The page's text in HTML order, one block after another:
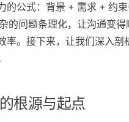
的公式：背景 + 需求 + 约
的问题条理化，让沟通变得
率。接下来，让我们深入剖
根源与起点